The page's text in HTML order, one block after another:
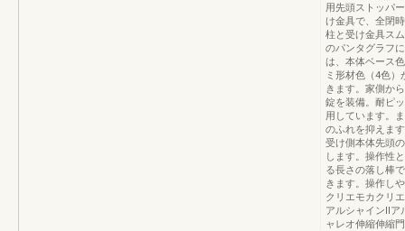
用先頭ストッパ
け金具で、全閉
柱と受け金具ス
のパンタグラフ
は、本体ベース
ミ形材色（4色
きます。家側か
錠を装備。耐ピ
用しています。
のふれを抑えま
受け側本体先頭
します。操作性
る長さの落し棒
きます。操作し
クリエモカクリ
アルシャインⅡア
ャレオ伸縮伸縮